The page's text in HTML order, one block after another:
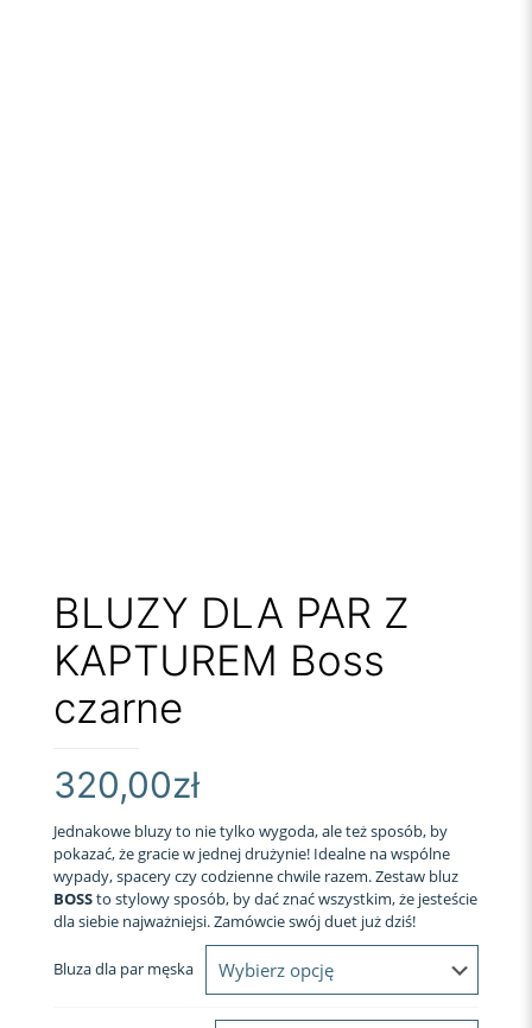
BLUZY DLA PAR Z
KAPTUREM Boss
czarne
320,00zł
Jednakowe bluzy to nie tylko wygoda, ale też sposób, by
pokazać, że gracie w jednej drużynie! Idealne na wspólne
wypady, spacery czy codzienne chwile razem. Zestaw bluz
BOSSto stylowy sposób, by dać znać wszystkim, że jesteście
dla siebie najważniejsi. Zamówcie swój duet już dziś!
Bluza dla par męska